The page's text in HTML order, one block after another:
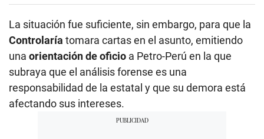
La situación fue suficiente, sin embargo, para que la
Controlaría tomara cartas en el asunto, emitiendo
una orientación de oficio a Petro-Perú en la que
subraya que el análisis forense es una
responsabilidad de la estatal y que su demora está
afectando sus intereses.